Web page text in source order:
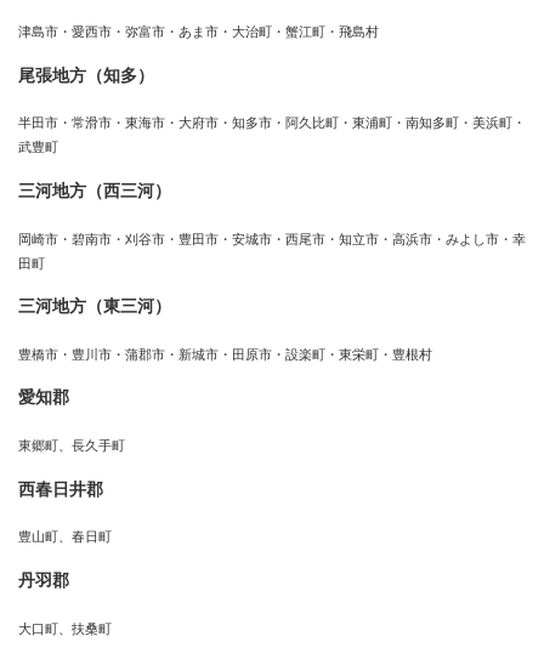
津島市・愛西市・弥富市・あま市・大治町・蟹江町・飛島村
尾張地方（知多）
半田市・常滑市・東海市・大府市・知多市・阿久比町・東浦町・南知多町・美浜町・
武豊町
三河地方（西三河）
岡崎市・碧南市・刈谷市・豊田市・安城市・西尾市・知立市・高浜市・みよし市・幸
田町
三河地方（東三河）
豊橋市・豊川市・蒲郡市・新城市・田原市・設楽町・東栄町・豊根村
愛知郡
東郷町、長久手町
西春日井郡
豊山町、春日町
丹羽郡
大口町、扶桑町